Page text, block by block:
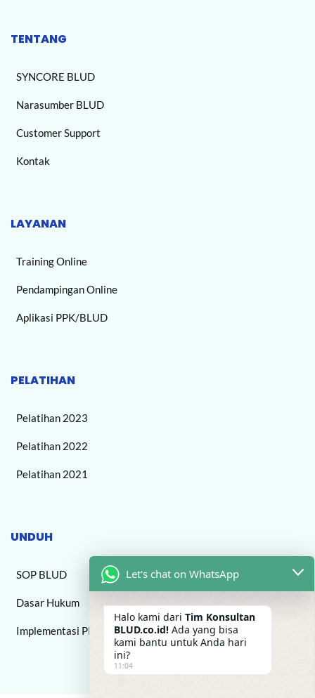
TENTANG
SYNCORE BLUD
Narasumber BLUD
Customer Support
Kontak
LAYANAN
Training Online
Pendampingan Online
Aplikasi PPK/BLUD
PELATIHAN
Pelatihan 2023
Pelatihan 2022
Pelatihan 2021
UNDUH
SOP BLUD
Dasar Hukum
Implementasi PPK BLUD
Let's chat on WhatsApp
Halo kami dari Tim Konsultan
BLUD.co.id! Ada yang bisa
kami bantu untuk Anda hari
ini?
11:04